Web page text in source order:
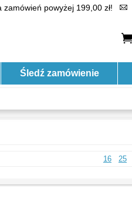
zamówień powyżej 199,00 zł!
Śledź zamówienie
16 25